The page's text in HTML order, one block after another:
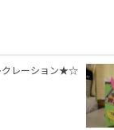
レーション★☆